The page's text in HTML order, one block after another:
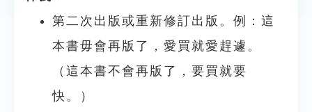
第二次出版或重新修訂出版。例：這
本書毋會再版了，愛買就愛趕遽。
（這本書不會再版了，要買就要
快。）